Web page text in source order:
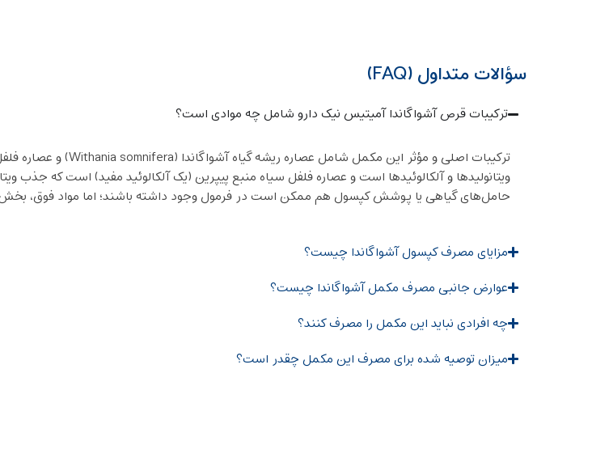
سؤالات متداول (FAQ)
ترکیبات قرص آشواگاندا آمیتیس نیک دارو شامل چه موادی است؟
ویتانولیدها و آلکالوئیدها است و عصاره فلفل سیاه منبع پیپرین (یک آلکالوئید مفید) است که جذب
حامل‌های گیاهی یا پوشش کپسول هم ممکن است در فرمول وجود داشته باشند؛ اما مواد فوق،
مزایای مصرف کپسول آشواگاندا چیست؟
عوارض جانبی مصرف مکمل آشواگاندا چیست؟
چه افرادی نباید این مکمل را مصرف کنند؟
میزان توصیه شده برای مصرف این مکمل چقدر است؟